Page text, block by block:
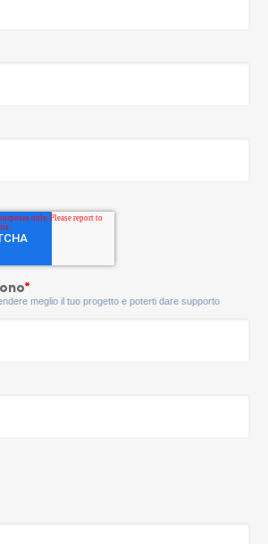
*
meglio il tuo progetto e poterti dare supporto